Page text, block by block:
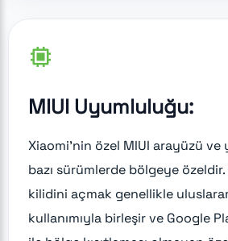
MIUI Uyumluluğu:
Xiaomi'nin özel MIUI arayüzü ve
bazı sürümlerde bölgeye özeldir.
kilidini açmak genellikle
kullanımıyla birleşir ve Google